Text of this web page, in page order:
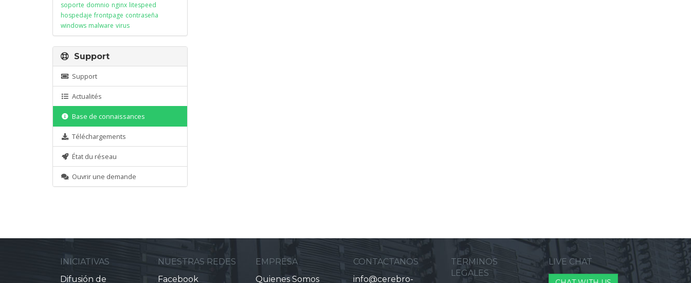
soporte domnio nginx litespeed
hospedaje frontpage contraseña
windows malware virus
Support
Support
Actualités
Base de connaissances
Téléchargements
État du réseau
Ouvrir une demande
INICIATIVAS
Difusión de
NUESTRAS REDES
Facebook
EMPRESA
Quienes Somos
CONTACTANOS
info@cerebro-
TERMINOS
LEGALES
LIVE CHAT